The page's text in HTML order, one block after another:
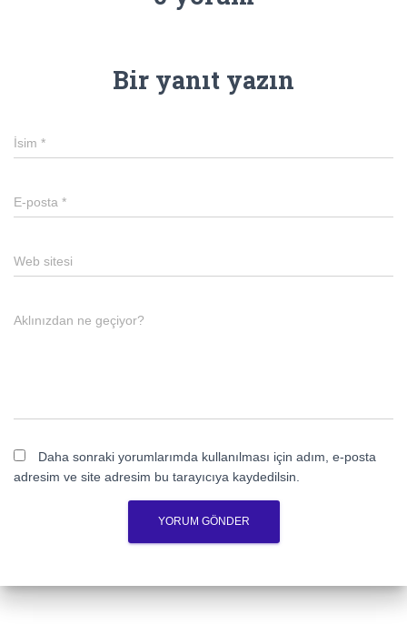
Bir yanıt yazın
İsim *
E-posta *
Web sitesi
Aklınızdan ne geçiyor?
Daha sonraki yorumlarımda kullanılması için adım, e-posta
adresim ve site adresim bu tarayıcıya kaydedilsin.